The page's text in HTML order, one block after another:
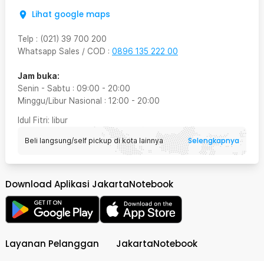
Lihat google maps
Telp : (021) 39 700 200
Whatsapp Sales / COD : 0896 135 222 00
Jam buka:
Senin - Sabtu : 09:00 - 20:00
Minggu/Libur Nasional : 12:00 - 20:00
Idul Fitri: libur
Beli langsung/self pickup di kota lainnya Selengkapnya
Download Aplikasi JakartaNotebook
Layanan Pelanggan JakartaNotebook